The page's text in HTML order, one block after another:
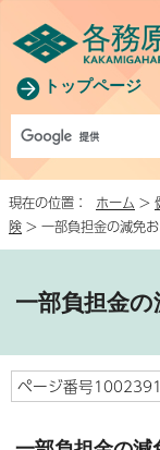
トップページ
現在の位置： ホーム >
険 > 一部負担金の減免
一部負担金
ページ番号1002391